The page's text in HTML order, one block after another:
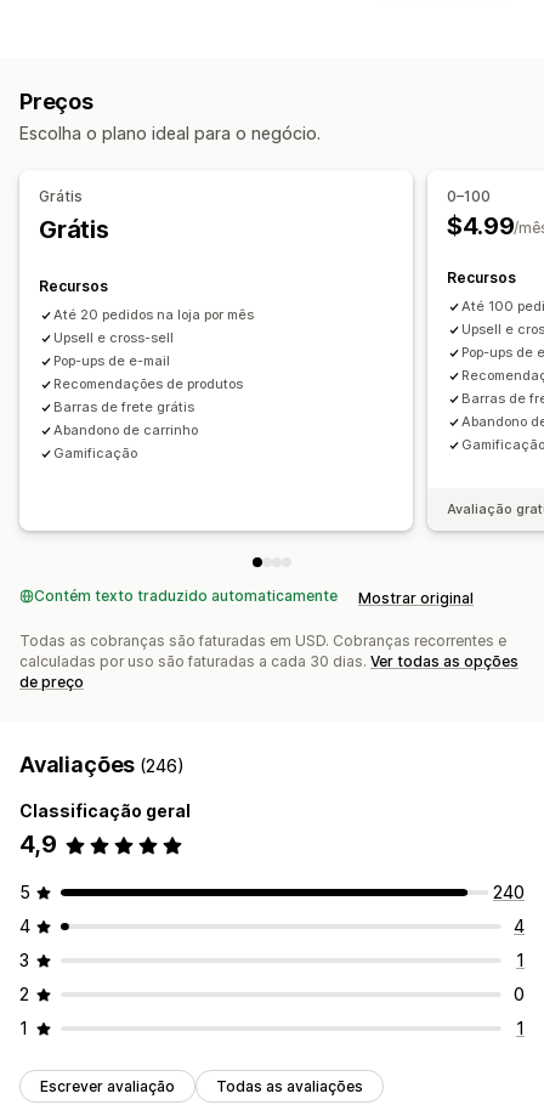
Banners
Pop-ups personalizados
Gerenciamento de pop-ups
Ferramenta de edição
Código personalizado
Campanhas
Definição de público-alvo Geolocalização
Segmentação
Relatórios
Análises
Descontos percentuais
Ofertas por tempo limitado
Descontos de upsell
Descontos personalizados
Ferramenta de edição
Fontes personalizadas Campanhas
Acionadores e regras
Análises
Preços
Escolha o plano ideal para o negócio.
Grátis
Grátis
Recursos
Até 20 pedidos na loja por mês
Upsell e cross-sell
Pop-ups de e-mail
Recomendações de produtos
Barras de frete grátis
Abandono de carrinho
Gamificação
0–100
$4.99/
Recursos
Até 100
Upsell e
Pop-ups de
Barras de
Abandono
Avaliação
Contém texto traduzido automaticamente Mostrar original
Todas as cobranças são faturadas em USD. Cobranças recorrentes e
calculadas por uso são faturadas a cada 30 dias. Ver todas as opções
de preço
Avaliações (246)
Classificação geral
4,9
5
240
4
4
3
1
2
0
1
1
Escrever avaliação Todas as avaliações